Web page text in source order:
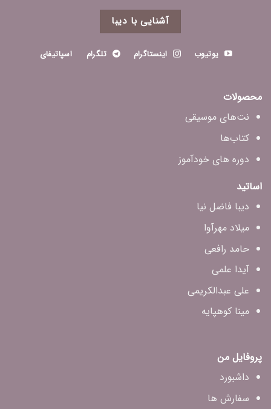
آشنایی با دیبا
یوتیوب اینستاگرام تلگرام اسپاتیفای
محصولات
نت‌های موسیقی
کتاب‌ها
دوره های خودآموز
اساتید
دیبا فاضل‌ نیا
میلاد مهرآوا
حامد رافعی
آیدا علمی
علی عبدالکریمی
مینا کوهپایه
پروفایل من
داشبورد
سفارش ها